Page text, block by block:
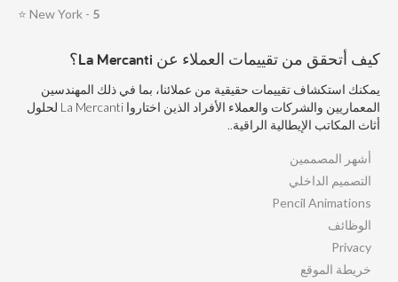
New York - 5
⭐
كيف أتحقق من تقييمات العملاء عن La Mercanti؟
يمكنك استكشاف تقييمات حقيقية من عملائنا، بما في ذلك المهندسين
المعماريين والشركات والعملاء الأفراد الذين اختاروا La Mercanti لحلول
أثاث المكاتب الإيطالية الراقية..
أشهر المصممين
التصميم الداخلي
Pencil Animations
الوظائف
Privacy
خريطة الموقع